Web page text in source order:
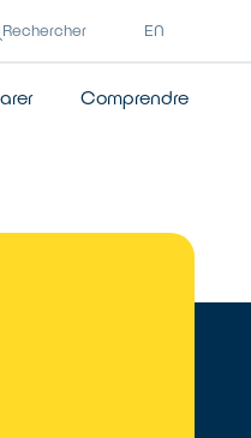
Rechercher EN
Comprendre